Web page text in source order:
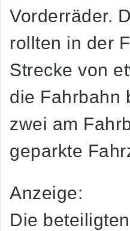
Vorderräder.
rollten in der
Strecke von
die Fahrbahn
zwei am
geparkte
Anzeige:
Die